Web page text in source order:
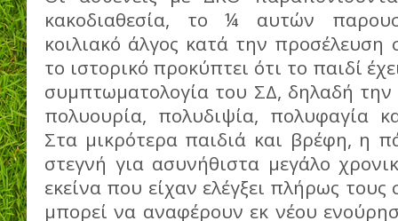
κακοδιαθεσία, το ¼ αυτών
κοιλιακό άλγος κατά την
το ιστορικό προκύπτει ότι το παιδί
συμπτωματολογία του ΣΔ, δηλαδή
πολυουρία, πολυδιψία, πολυφαγία
Στα μικρότερα παιδιά και βρέφη, η
στεγνή για ασυνήθιστα μεγάλο
εκείνα που είχαν ελέγξει πλήρως τους
μπορεί να αναφέρουν εκ νέου